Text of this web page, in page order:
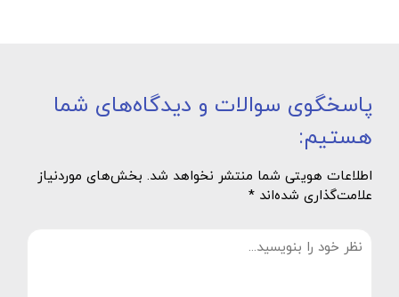
پاسخگوی سوالات و دیدگاه‌های شما
هستیم:
اطلاعات هویتی شما منتشر نخواهد شد. بخش‌های موردنیاز
علامت‌گذاری شده‌اند *